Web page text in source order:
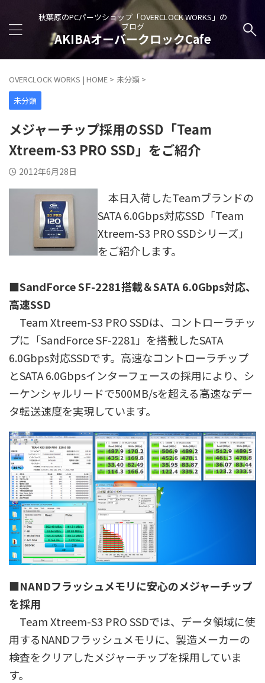
秋葉原のPCパーツショップ「OVERCLOCK WORKS」の
ブログ
AKIBAオーバークロックCafe
OVERCLOCK WORKS | HOME > 未分類 >
未分類
メジャーチップ採用のSSD「Team
Xtreem-S3 PRO SSD」をご紹介
2012年6月28日
本日入荷したTeamブランドの
SATA 6.0Gbps対応SSD「Team
Xtreem-S3 PRO SSDシリーズ」
をご紹介します。
■SandForce SF-2281搭載＆SATA 6.0Gbps対応、
高速SSD
Team Xtreem-S3 PRO SSDは、コントローラチッ
プに「SandForce SF-2281」を搭載したSATA
6.0Gbps対応SSDです。高速なコントローラチップ
とSATA 6.0Gbpsインターフェースの採用により、シ
ーケンシャルリードで500MB/sを超える高速なデー
タ転送速度を実現しています。
■NANDフラッシュメモリに安心のメジャーチップ
を採用
Team Xtreem-S3 PRO SSDでは、データ領域に使
用するNANDフラッシュメモリに、製造メーカーの
検査をクリアしたメジャーチップを採用していま
す。